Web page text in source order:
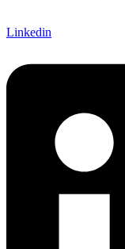
Linkedin